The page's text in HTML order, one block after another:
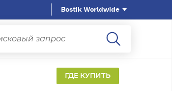
Bostik Worldwide
ГДЕ КУПИТЬ